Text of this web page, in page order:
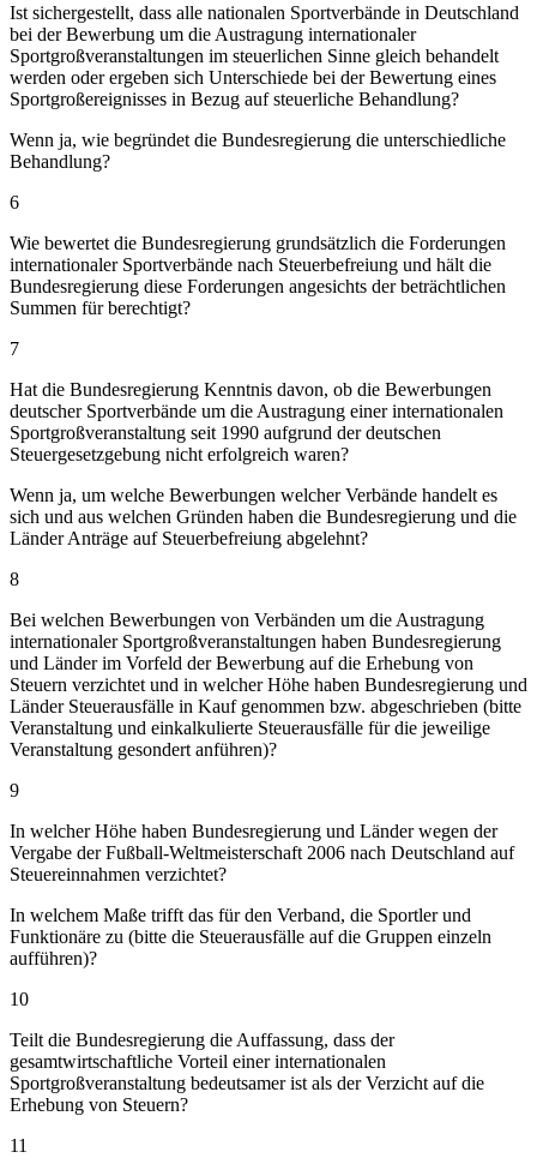
Ist sichergestellt, dass alle nationalen Sportverbände in Deutschland
bei der Bewerbung um die Austragung internationaler
Sportgroßveranstaltungen im steuerlichen Sinne gleich behandelt
werden oder ergeben sich Unterschiede bei der Bewertung eines
Sportgroßereignisses in Bezug auf steuerliche Behandlung?
Wenn ja, wie begründet die Bundesregierung die unterschiedliche
Behandlung?
6
Wie bewertet die Bundesregierung grundsätzlich die Forderungen
internationaler Sportverbände nach Steuerbefreiung und hält die
Bundesregierung diese Forderungen angesichts der beträchtlichen
Summen für berechtigt?
7
Hat die Bundesregierung Kenntnis davon, ob die Bewerbungen
deutscher Sportverbände um die Austragung einer internationalen
Sportgroßveranstaltung seit 1990 aufgrund der deutschen
Steuergesetzgebung nicht erfolgreich waren?
Wenn ja, um welche Bewerbungen welcher Verbände handelt es
sich und aus welchen Gründen haben die Bundesregierung und die
Länder Anträge auf Steuerbefreiung abgelehnt?
8
Bei welchen Bewerbungen von Verbänden um die Austragung
internationaler Sportgroßveranstaltungen haben Bundesregierung
und Länder im Vorfeld der Bewerbung auf die Erhebung von
Steuern verzichtet und in welcher Höhe haben Bundesregierung und
Länder Steuerausfälle in Kauf genommen bzw. abgeschrieben (bitte
Veranstaltung und einkalkulierte Steuerausfälle für die jeweilige
Veranstaltung gesondert anführen)?
9
In welcher Höhe haben Bundesregierung und Länder wegen der
Vergabe der Fußball-Weltmeisterschaft 2006 nach Deutschland auf
Steuereinnahmen verzichtet?
In welchem Maße trifft das für den Verband, die Sportler und
Funktionäre zu (bitte die Steuerausfälle auf die Gruppen einzeln
aufführen)?
10
Teilt die Bundesregierung die Auffassung, dass der
gesamtwirtschaftliche Vorteil einer internationalen
Sportgroßveranstaltung bedeutsamer ist als der Verzicht auf die
Erhebung von Steuern?
11